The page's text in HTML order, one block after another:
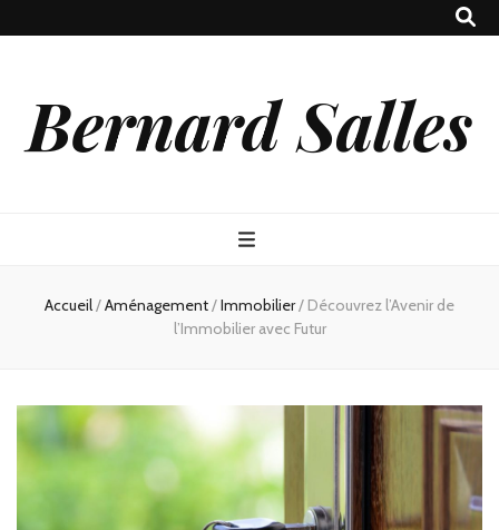
Bernard Salles
Accueil/Aménagement/Immobilier/ Découvrez l’Avenir de
l’Immobilier avec Futur